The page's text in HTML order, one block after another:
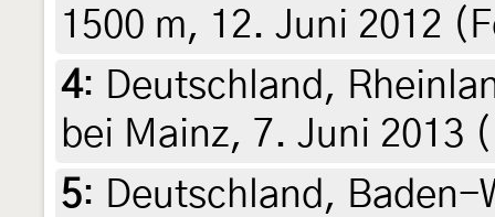
1500 m, 12. Juni 2012
4: Deutschland,
bei Mainz, 7. Juni 2013
5: Deutschland,